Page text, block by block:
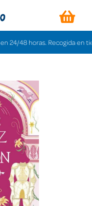
horas. Recogida en